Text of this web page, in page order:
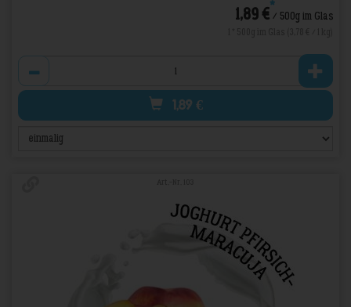
1,89 €*/ 500g im Glas
1,89 €